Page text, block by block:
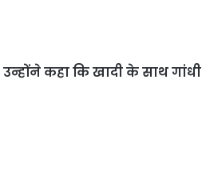
कहा कि खादी के साथ गांधी